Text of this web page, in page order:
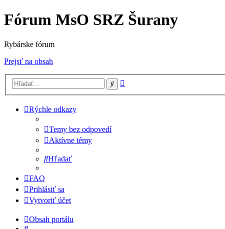
Fórum MsO SRZ Šurany
Rybárske fórum
Prejsť na obsah
Hľadať
Rýchle odkazy
Temy bez odpovedí
Aktívne témy
Hľadať
FAQ
Prihlásiť sa
Vytvoriť účet
Obsah portálu